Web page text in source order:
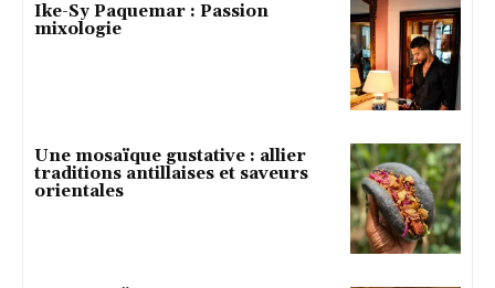
Ike-Sy Paquemar : Passion
mixologie
Une mosaïque gustative : allier
traditions antillaises et saveurs
orientales